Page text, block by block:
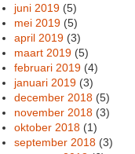
juni 2019 (5)
mei 2019 (5)
april 2019 (3)
maart 2019 (5)
februari 2019 (4)
januari 2019 (3)
december 2018 (5)
november 2018 (3)
oktober 2018 (1)
september 2018 (3)